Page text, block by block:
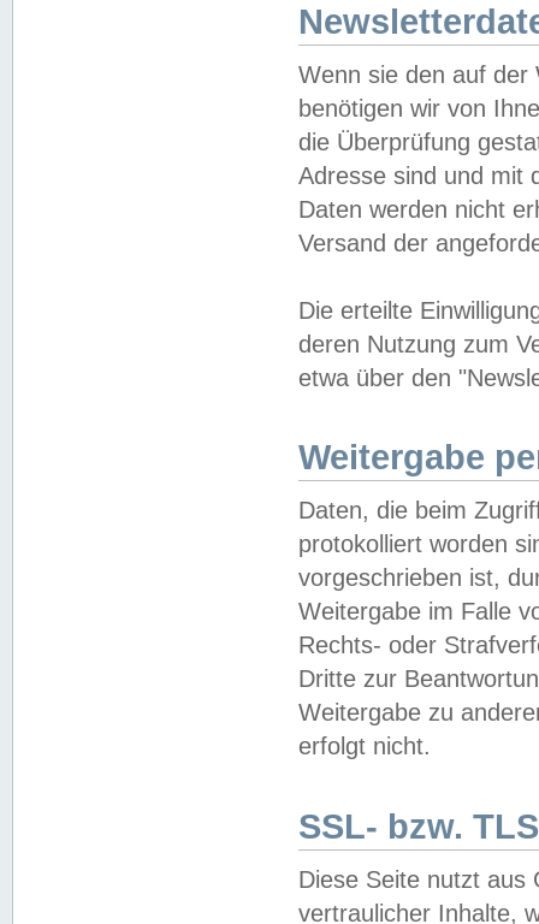
Wenn sie den auf der
benötigen wir von
die Überprüfung
Adresse sind und mit
Daten werden nicht
Versand der
Die erteilte
deren Nutzung zum
etwa über den
Weitergabe
Daten, die beim
protokolliert worden
vorgeschrieben ist,
Weitergabe im Falle
Rechts- oder
Dritte zur
Weitergabe zu
erfolgt nicht.
SSL- bzw.
Diese Seite nutzt aus
vertraulicher Inhalte,